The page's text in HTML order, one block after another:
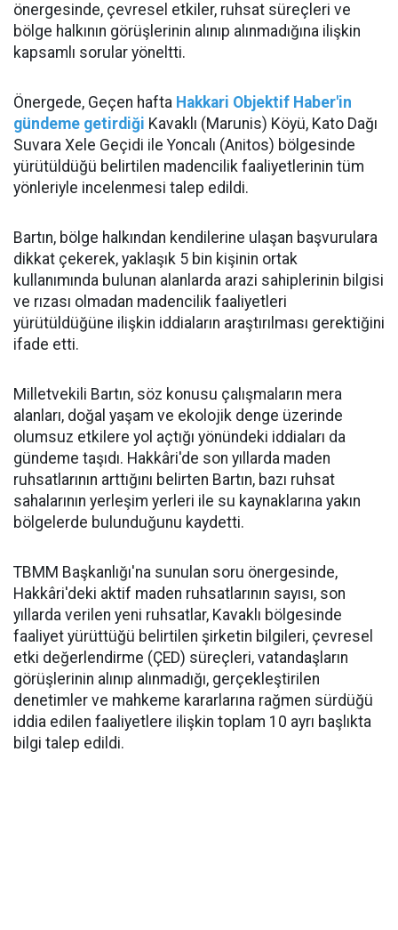
önergesinde, çevresel etkiler, ruhsat süreçleri ve
bölge halkının görüşlerinin alınıp alınmadığına ilişkin
kapsamlı sorular yöneltti.
Önergede, Geçen hafta Hakkari Objektif Haber'in
gündeme getirdiği Kavaklı (Marunis) Köyü, Kato Dağı
Suvara Xele Geçidi ile Yoncalı (Anitos) bölgesinde
yürütüldüğü belirtilen madencilik faaliyetlerinin tüm
yönleriyle incelenmesi talep edildi.
Bartın, bölge halkından kendilerine ulaşan başvurulara
dikkat çekerek, yaklaşık 5 bin kişinin ortak
kullanımında bulunan alanlarda arazi sahiplerinin bilgisi
ve rızası olmadan madencilik faaliyetleri
yürütüldüğüne ilişkin iddiaların araştırılması gerektiğini
ifade etti.
Milletvekili Bartın, söz konusu çalışmaların mera
alanları, doğal yaşam ve ekolojik denge üzerinde
olumsuz etkilere yol açtığı yönündeki iddiaları da
gündeme taşıdı. Hakkâri'de son yıllarda maden
ruhsatlarının arttığını belirten Bartın, bazı ruhsat
sahalarının yerleşim yerleri ile su kaynaklarına yakın
bölgelerde bulunduğunu kaydetti.
TBMM Başkanlığı'na sunulan soru önergesinde,
Hakkâri'deki aktif maden ruhsatlarının sayısı, son
yıllarda verilen yeni ruhsatlar, Kavaklı bölgesinde
faaliyet yürüttüğü belirtilen şirketin bilgileri, çevresel
etki değerlendirme (ÇED) süreçleri, vatandaşların
görüşlerinin alınıp alınmadığı, gerçekleştirilen
denetimler ve mahkeme kararlarına rağmen sürdüğü
iddia edilen faaliyetlere ilişkin toplam 10 ayrı başlıkta
bilgi talep edildi.